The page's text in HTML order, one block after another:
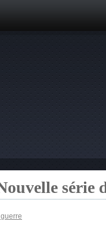
série